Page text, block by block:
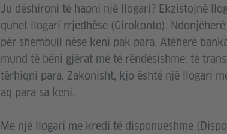
Ju dëshironi të hapni një llogari? Ekzistojnë
quhet llogari rrjedhëse (Girokonto).
për shembull nëse keni pak para. Atëherë
mund të bëni gjërat më të rëndësishme: të
tërhiqni para. Zakonisht, kjo është një llogari
aq para sa keni.
Me një llogari me kredi të disponueshme